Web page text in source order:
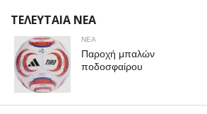
ΤΕΛΕΥΤΑΙΑ ΝΕΑ
ΝΕΑ
Παροχή μπαλών
ποδοσφαίρου